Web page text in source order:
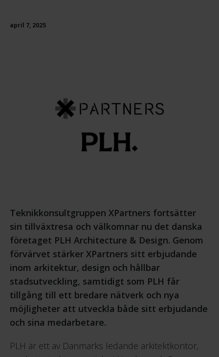
april 7, 2025
Teknikkonsultgruppen XPartners fortsätter
sin tillväxtresa och välkomnar nu det danska
företaget PLH Architecture & Design. Genom
förvärvet stärker XPartners sitt erbjudande
inom arkitektur, design och hållbar
stadsutveckling, samtidigt som PLH får
tillgång till ett bredare nätverk och nya
möjligheter att utveckla både sitt erbjudande
och sina medarbetare.
PLH är ett av Danmarks ledande arkitektkontor,